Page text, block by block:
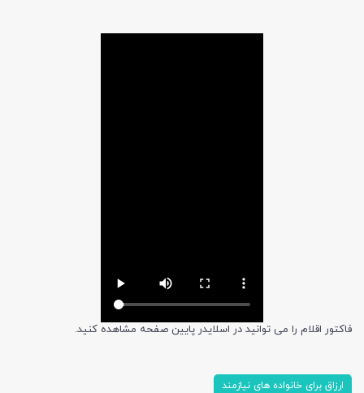
فاکتور اقلام را می توانید در اسلایدر پایین صفحه مشاهده کنید.
ارزاق برای خانواده های نیازمند